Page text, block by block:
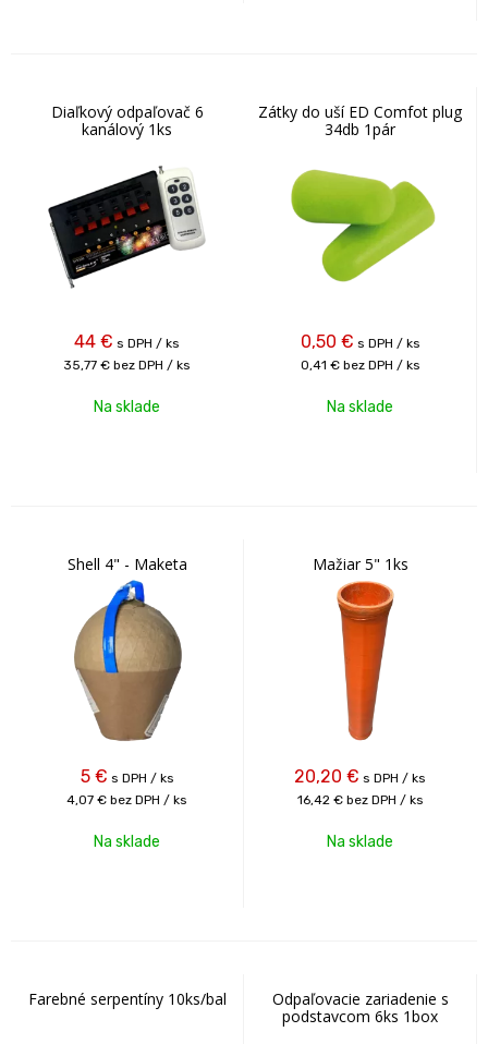
Diaľkový odpaľovač 6
kanálový 1ks
44 € s DPH / ks
35,77 € bez DPH / ks
Na sklade
Zátky do uší ED Comfot plug
34db 1pár
0,50 € s DPH / ks
0,41 € bez DPH / ks
Na sklade
Shell 4" - Maketa
5 € s DPH / ks
4,07 € bez DPH / ks
Na sklade
Mažiar 5" 1ks
20,20 € s DPH / ks
16,42 € bez DPH / ks
Na sklade
Farebné serpentíny 10ks/bal
Odpaľovacie zariadenie s
podstavcom 6ks 1box